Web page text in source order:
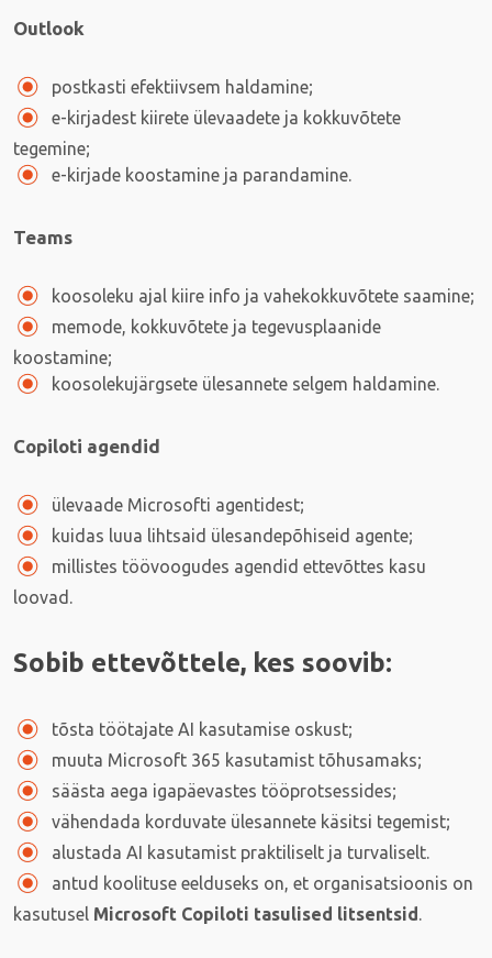
Outlook
postkasti efektiivsem haldamine;
e-kirjadest kiirete ülevaadete ja kokkuvõtete
tegemine;
e-kirjade koostamine ja parandamine.
Teams
koosoleku ajal kiire info ja vahekokkuvõtete saamine;
memode, kokkuvõtete ja tegevusplaanide
koostamine;
koosolekujärgsete ülesannete selgem haldamine.
Copiloti agendid
ülevaade Microsofti agentidest;
kuidas luua lihtsaid ülesandepõhiseid agente;
millistes töövoogudes agendid ettevõttes kasu
loovad.
Sobib ettevõttele, kes soovib:
tõsta töötajate AI kasutamise oskust;
muuta Microsoft 365 kasutamist tõhusamaks;
säästa aega igapäevastes tööprotsessides;
vähendada korduvate ülesannete käsitsi tegemist;
alustada AI kasutamist praktiliselt ja turvaliselt.
antud koolituse eelduseks on, et organisatsioonis on
kasutusel Microsoft Copiloti tasulised litsentsid.